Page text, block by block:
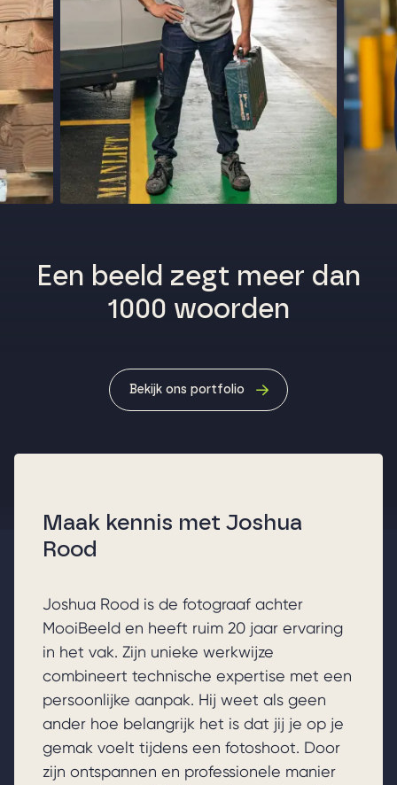
Een beeld zegt meer dan
1000 woorden
Bekijk ons portfolio
Maak kennis met Joshua
Rood
Joshua Rood is de fotograaf achter
MooiBeeld en heeft ruim 20 jaar ervaring
in het vak. Zijn unieke werkwijze
combineert technische expertise met een
persoonlijke aanpak. Hij weet als geen
ander hoe belangrijk het is dat jij je op je
gemak voelt tijdens een fotoshoot. Door
zijn ontspannen en professionele manier